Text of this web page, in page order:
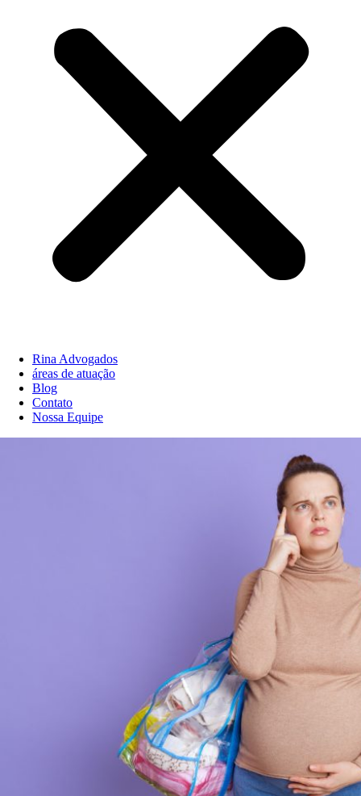
Rina Advogados
áreas de atuação
Blog
Contato
Nossa Equipe